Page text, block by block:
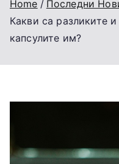
Home
Последни
Какви са разликите
капсулите им?